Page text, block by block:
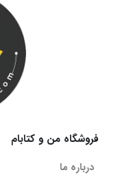
فروشگاه من و کتابام
درباره ما